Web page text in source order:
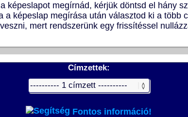
képeslapot megírnád, kérjük döntsd el hány
a képeslap megírása után választod ki a több
mert rendszerünk egy frissítéssel
Címzettek:
Fontos információ!